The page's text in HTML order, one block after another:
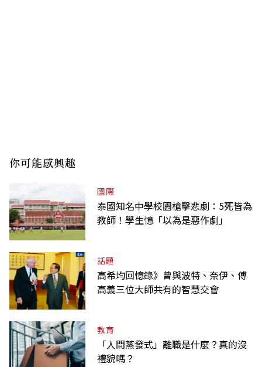
你可能感興趣
國際
泰國知名中學校園槍擊悲劇：5死皆為
教師！學生憶「以為是惡作劇」
話題
高希均回憶錄》曾與波特、奈伊、傅
高義三位大師共有的智慧交會
教育
「人間蒸發式」離職是什麼？真的沒
禮貌嗎？